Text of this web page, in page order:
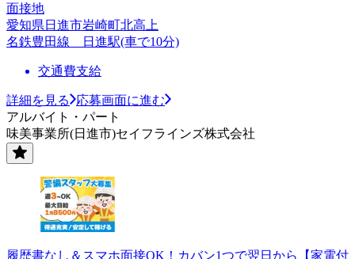
面接地
愛知県日進市岩崎町北高上
名鉄豊田線 日進駅(車で10分)
交通費支給
詳細を見る
応募画面に進む
アルバイト・パート
味美事業所(日進市)セイフラインズ株式会社
履歴書なし＆スマホ面接OK！カバン1つで翌日から【家電付